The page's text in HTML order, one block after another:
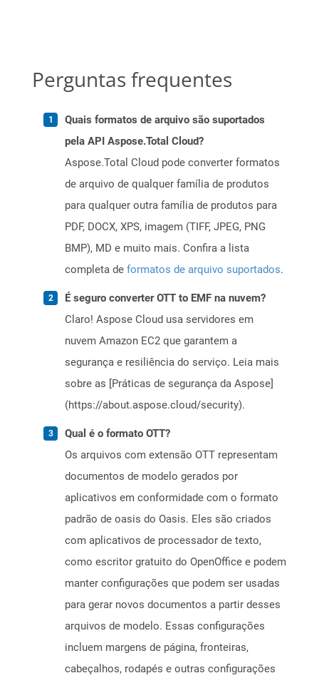
Perguntas frequentes
Quais formatos de arquivo são suportados
pela API Aspose.Total Cloud?
Aspose.Total Cloud pode converter formatos
de arquivo de qualquer família de produtos
para qualquer outra família de produtos para
PDF, DOCX, XPS, imagem (TIFF, JPEG, PNG
BMP), MD e muito mais. Confira a lista
completa de formatos de arquivo suportados.
É seguro converter OTT to EMF na nuvem?
Claro! Aspose Cloud usa servidores em
nuvem Amazon EC2 que garantem a
segurança e resiliência do serviço. Leia mais
sobre as [Práticas de segurança da Aspose]
(https://about.aspose.cloud/security).
Qual é o formato OTT?
Os arquivos com extensão OTT representam
documentos de modelo gerados por
aplicativos em conformidade com o formato
padrão de oasis do Oasis. Eles são criados
com aplicativos de processador de texto,
como escritor gratuito do OpenOffice e podem
manter configurações que podem ser usadas
para gerar novos documentos a partir desses
arquivos de modelo. Essas configurações
incluem margens de página, fronteiras,
cabeçalhos, rodapés e outras configurações